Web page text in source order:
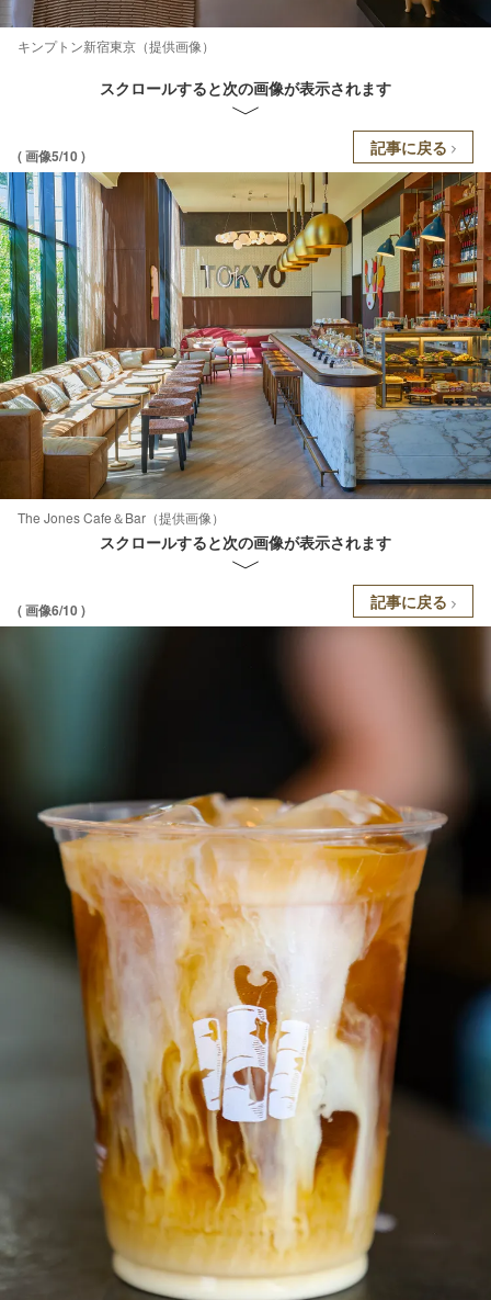
キンプトン新宿東京（提供画像）
スクロールすると次の画像が表示されます
( 画像5/10 ) 記事に戻る
The Jones Cafe＆Bar（提供画像）
スクロールすると次の画像が表示されます
( 画像6/10 ) 記事に戻る